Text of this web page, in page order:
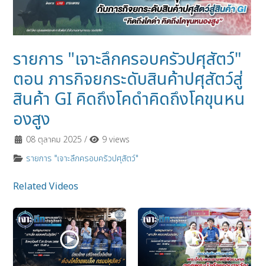
รายการ "เจาะลึกครอบครัวปศุสัตว์"
ตอน ภารกิจยกระดับสินค้าปศุสัตว์สู่
สินค้า GI คิดถึงโคดำคิดถึงโคขุนหน
องสูง
08 ตุลาคม 2025 /
9 views
รายการ "เจาะลึกครอบครัวปศุสัตว์"
Related Videos